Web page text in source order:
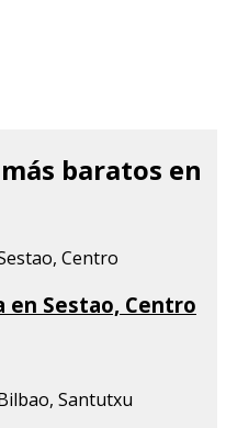
baratos en
Sestao, Centro